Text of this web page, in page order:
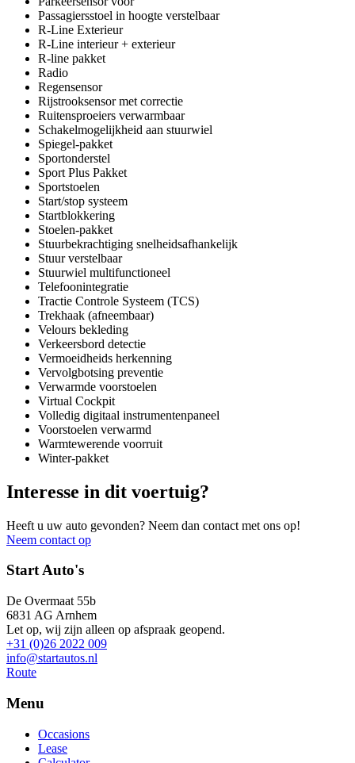
Passagiersstoel in hoogte verstelbaar
R-Line Exterieur
R-Line interieur + exterieur
R-line pakket
Radio
Regensensor
Rijstrooksensor met correctie
Ruitensproeiers verwarmbaar
Schakelmogelijkheid aan stuurwiel
Spiegel-pakket
Sportonderstel
Sport Plus Pakket
Sportstoelen
Start/stop systeem
Startblokkering
Stoelen-pakket
Stuurbekrachtiging snelheidsafhankelijk
Stuur verstelbaar
Stuurwiel multifunctioneel
Telefoonintegratie
Tractie Controle Systeem (TCS)
Trekhaak (afneembaar)
Velours bekleding
Verkeersbord detectie
Vermoeidheids herkenning
Vervolgbotsing preventie
Verwarmde voorstoelen
Virtual Cockpit
Volledig digitaal instrumentenpaneel
Voorstoelen verwarmd
Warmtewerende voorruit
Winter-pakket
Interesse in dit voertuig?
Heeft u uw auto gevonden? Neem dan contact met ons op!
Neem contact op
Start Auto's
De Overmaat 55b
6831 AG Arnhem
Let op, wij zijn alleen op afspraak geopend.
+31 (0)26 2022 009
info@startautos.nl
Route
Menu
Occasions
Lease